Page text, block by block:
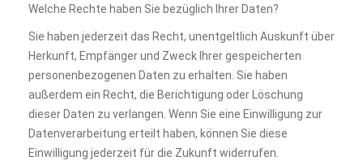
Welche Rechte haben Sie bezüglich Ihrer Daten?
Sie haben jederzeit das Recht, unentgeltlich Auskunft über
Herkunft, Empfänger und Zweck Ihrer gespeicherten
personenbezogenen Daten zu erhalten. Sie haben
außerdem ein Recht, die Berichtigung oder Löschung
dieser Daten zu verlangen. Wenn Sie eine Einwilligung zur
Datenverarbeitung erteilt haben, können Sie diese
Einwilligung jederzeit für die Zukunft widerrufen.